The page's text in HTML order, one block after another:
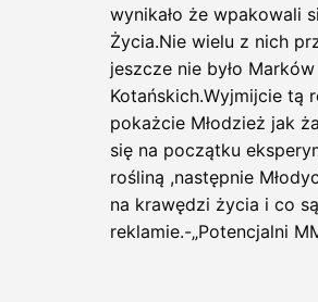
wynikało że wpakowali
Życia.Nie wielu z nich
jeszcze nie było Marków
Kotańskich.Wyjmijcie tą
pokażcie Młodzież jak
się na początku
rośliną ,następnie
na krawędzi życia i co
reklamie.-„Potencjalni